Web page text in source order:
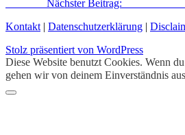
Nächster Beitrag:
Kontakt | Datenschutzerklärung |
Stolz präsentiert von WordPress
Diese Website benutzt Cookies. Wenn
gehen wir von deinem Einverständnis